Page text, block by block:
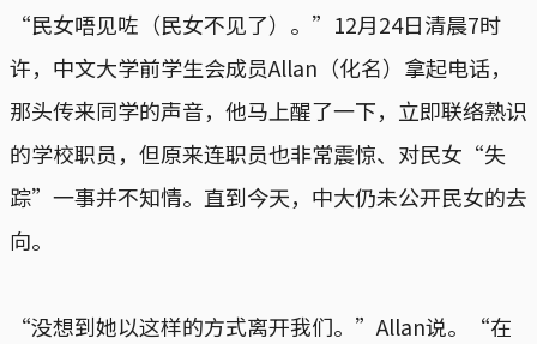
“民女唔见咗（民女不见了）。”12月24日清晨7时
许，中文大学前学生会成员Allan（化名）拿起电话，
那头传来同学的声音，他马上醒了一下，立即联络熟识
的学校职员，但原来连职员也非常震惊、对民女“失
踪”一事并不知情。直到今天，中大仍未公开民女的去
向。
“没想到她以这样的方式离开我们。”Allan说。“在